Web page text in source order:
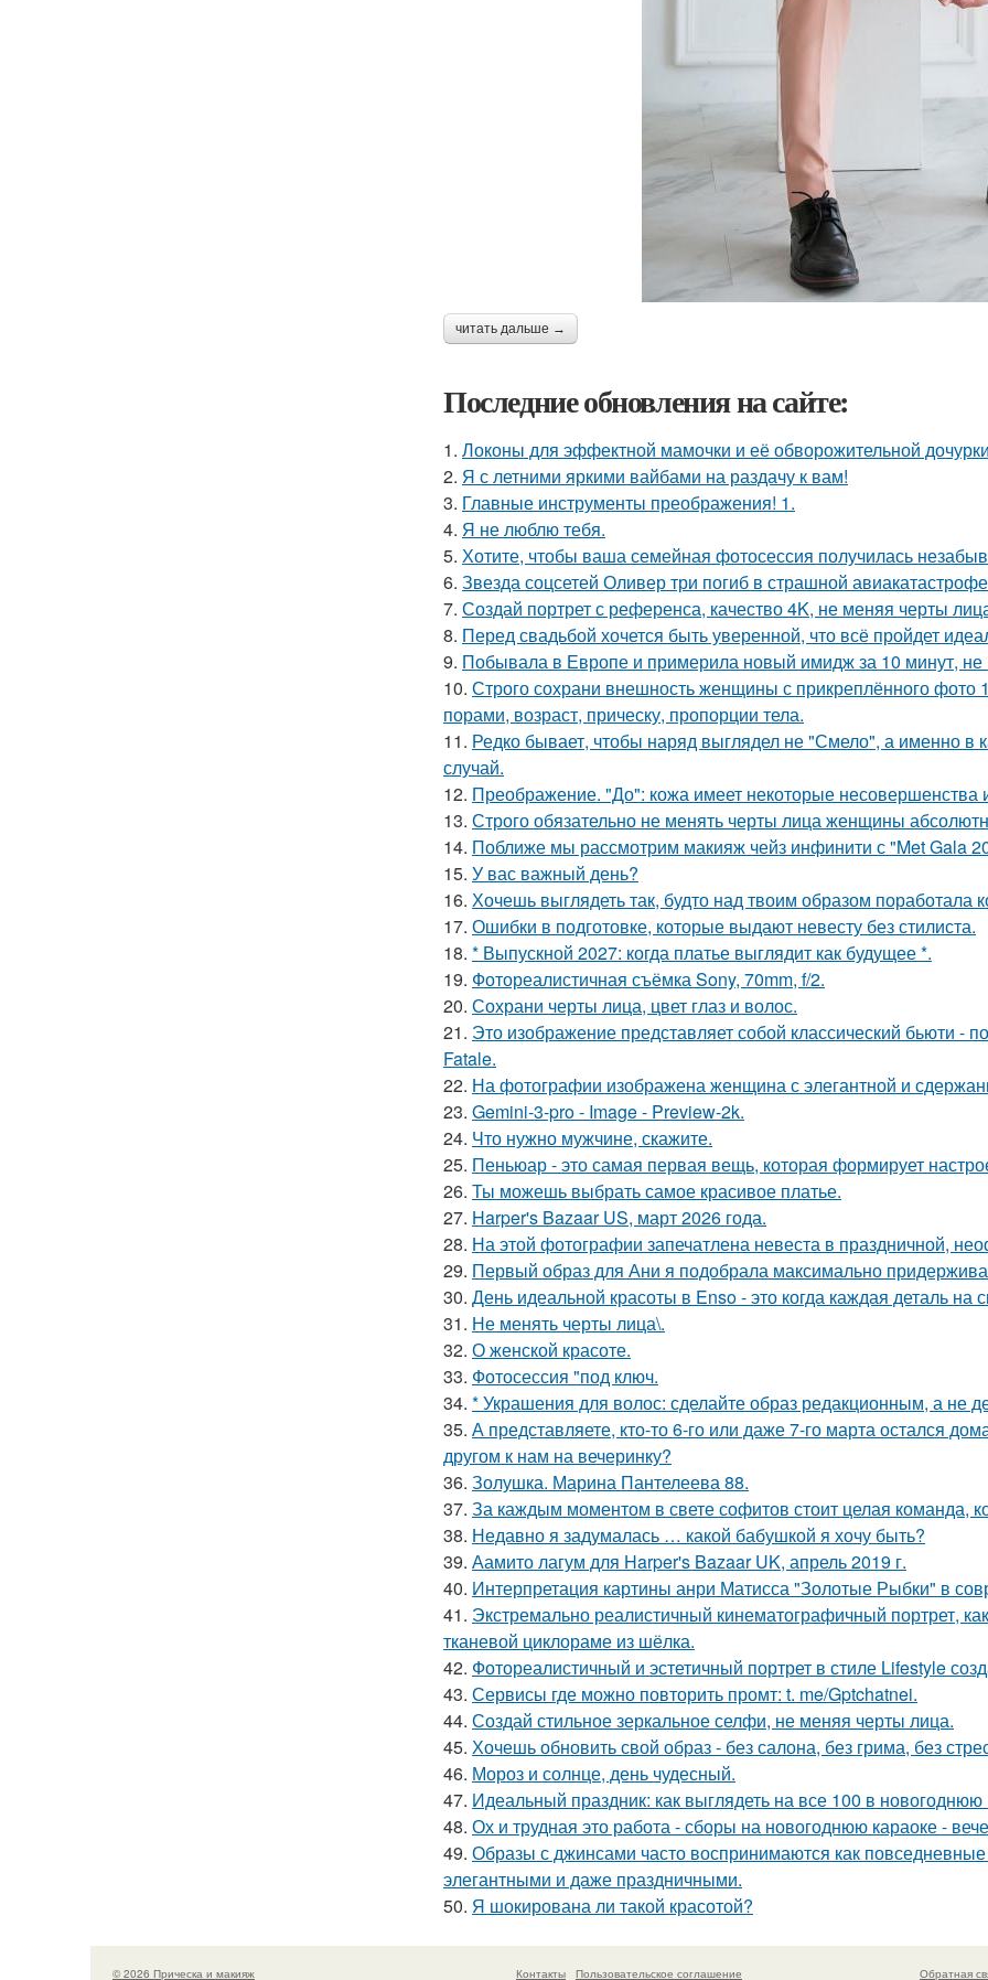
читать дальше →
Последние обновления на сайте:
1. Локоны для эффектной мамочки и её обворожительной
2. Я с летними яркими вайбами на раздачу к вам!
3. Главные инструменты преображения! 1.
4. Я не люблю тебя.
5. Хотите, чтобы ваша семейная фотосессия получилась
6. Звезда соцсетей Оливер три погиб в страшной
7. Создай портрет с референса, качество 4K, не меняя черты
8. Перед свадьбой хочется быть уверенной, что всё пройдет
9. Побывала в Европе и примерила новый имидж за 10 минут,
10. Строго сохрани внешность женщины с прикреплённого фото
порами, возраст, прическу, пропорции тела.
11. Редко бывает, чтобы наряд выглядел не "Смело", а именно в
случай.
12. Преображение. "До": кожа имеет некоторые несовершенства
13. Строго обязательно не менять черты лица женщины
14. Поближе мы рассмотрим макияж чейз инфинити с "Met Gala
15. У вас важный день?
16. Хочешь выглядеть так, будто над твоим образом поработала
17. Ошибки в подготовке, которые выдают невесту без стилиста.
18. * Выпускной 2027: когда платье выглядит как будущее *.
19. Фотореалистичная съёмка Sony, 70mm, f/2.
20. Сохрани черты лица, цвет глаз и волос.
21. Это изображение представляет собой классический бьюти -
Fatale.
22. На фотографии изображена женщина с элегантной и
23. Gemini-3-pro - Image - Preview-2k.
24. Что нужно мужчине, скажите.
25. Пеньюар - это самая первая вещь, которая формирует
26. Ты можешь выбрать самое красивое платье.
27. Harper's Bazaar US, март 2026 года.
28. На этой фотографии запечатлена невеста в праздничной,
29. Первый образ для Ани я подобрала максимально
30. День идеальной красоты в Enso - это когда каждая деталь на
31. Не менять черты лица\.
32. О женской красоте.
33. Фотосессия "под ключ.
34. * Украшения для волос: сделайте образ редакционным, а не
35. А представляете, кто-то 6-го или даже 7-го марта остался
другом к нам на вечеринку?
36. Золушка. Марина Пантелеева 88.
37. За каждым моментом в свете софитов стоит целая команда,
38. Недавно я задумалась … какой бабушкой я хочу быть?
39. Аамито лагум для Harper's Bazaar UK, апрель 2019 г.
40. Интерпретация картины анри Матисса "Золотые Рыбки" в
41. Экстремально реалистичный кинематографичный портрет,
тканевой циклораме из шёлка.
42. Фотореалистичный и эстетичный портрет в стиле Lifestyle
43. Сервисы где можно повторить промт: t. me/Gptchatnei.
44. Создай стильное зеркальное селфи, не меняя черты лица.
45. Хочешь обновить свой образ - без салона, без грима, без
46. Мороз и солнце, день чудесный.
47. Идеальный праздник: как выглядеть на все 100 в новогоднюю
48. Ох и трудная это работа - сборы на новогоднюю караоке -
49. Образы с джинсами часто воспринимаются как
элегантными и даже праздничными.
50. Я шокирована ли такой красотой?
© 2026 Прическа и макияж Контакты Пользовательское соглашение Обратная